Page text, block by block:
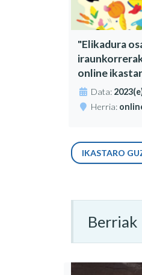
"Elikadura
online
Data:
Herria:
IKASTARO
Berriak